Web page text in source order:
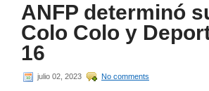
ANFP determinó
Colo Colo y
16
julio 02, 2023 No comments